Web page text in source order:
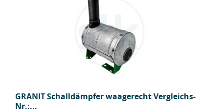
GRANIT Schalldämpfer waagerecht Vergleichs-
Nr.:...